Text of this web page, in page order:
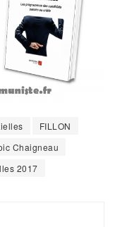
FILLON
Chaigneau
2017